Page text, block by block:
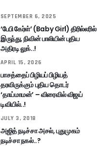
SEPTEMBER 6, 2025
‘பேபி கேர்ள்’ (Baby Girl) திரில்லரில்
இருந்து, நிவின் பாலியின் புதிய
அதிரடி லுக்..!
APRIL 15, 2026
பாசத்தைப் பிழியப் பிழியத்
தரவிருக்கும் புதிய தொடர்
‘தாய்மாமன்’ – விரைவில் விஜய்
டிவியில்..!
JULY 3, 2018
அஜித் நடிச்சா அசல், புதுமுகம்
நடிச்சா நகல்..?